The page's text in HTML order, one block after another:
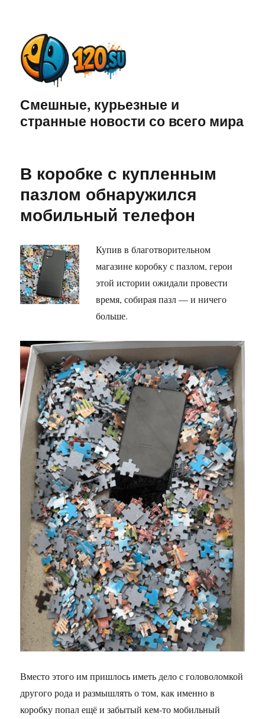
Смешные, курьезные и
странные новости со всего мира
В коробке с купленным
пазлом обнаружился
мобильный телефон
Купив в благотворительном
магазине коробку с пазлом, герои
этой истории ожидали провести
время, собирая пазл — и ничего
больше.
Вместо этого им пришлось иметь дело с головоломкой
другого рода и размышлять о том, как именно в
коробку попал ещё и забытый кем-то мобильный